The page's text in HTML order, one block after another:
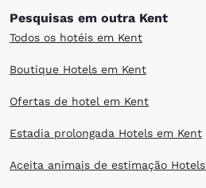
Pesquisas em outra Kent
Todos os hotéis em Kent
Boutique Hotels em Kent
Ofertas de hotel em Kent
Estadia prolongada Hotels em Kent
Aceita animais de estimação